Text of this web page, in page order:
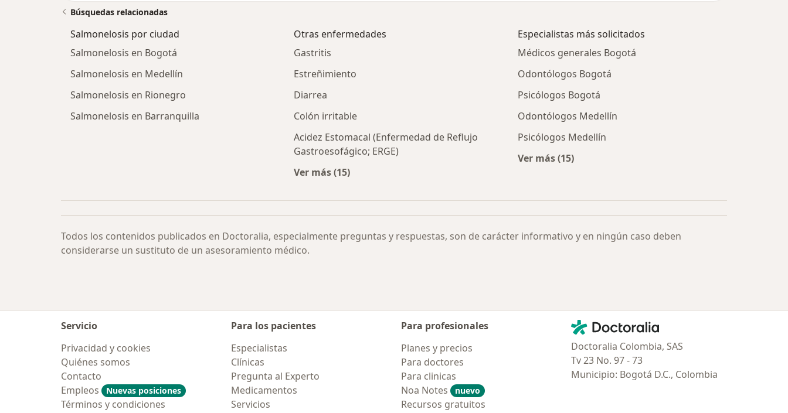
Búsquedas relacionadas
Salmonelosis por ciudad
Salmonelosis en Bogotá
Salmonelosis en Medellín
Salmonelosis en Rionegro
Salmonelosis en Barranquilla
Otras enfermedades
Gastritis
Estreñimiento
Diarrea
Colón irritable
Acidez Estomacal (Enfermedad de Reflujo
Gastroesofágico; ERGE)
Ver más (15)
Especialistas más solicitados
Médicos generales Bogotá
Odontólogos Bogotá
Psicólogos Bogotá
Odontólogos Medellín
Psicólogos Medellín
Ver más (15)
Todos los contenidos publicados en Doctoralia, especialmente preguntas y respuestas, son de carácter informativo y en ningún caso deben
considerarse un sustituto de un asesoramiento médico.
Servicio
Privacidad y cookies
Quiénes somos
Contacto
Empleos
Nuevas posiciones
Términos y condiciones
Para los pacientes
Especialistas
Clínicas
Pregunta al Experto
Medicamentos
Servicios
Para profesionales
Planes y precios
Para doctores
Para clinicas
Noa Notes
nuevo
Recursos gratuitos
Contacto
Doctoralia - Página de inicio
Doctoralia Colombia, SAS
Tv 23 No. 97 - 73
Municipio: Bogotá D.C., Colombia